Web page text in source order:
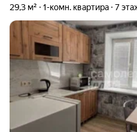
29,3 м² 1-комн. квартира 7